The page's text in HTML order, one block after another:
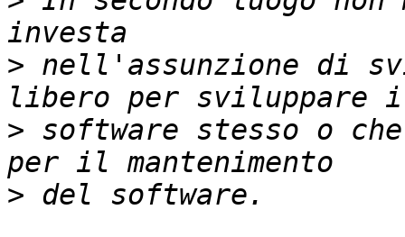
> nell'assunzione di
> software stesso o
>